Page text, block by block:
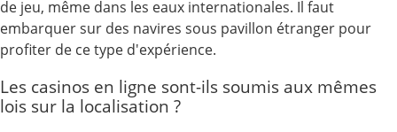
de jeu, même dans les eaux internationales. Il faut
embarquer sur des navires sous pavillon étranger pour
profiter de ce type d'expérience.
Les casinos en ligne sont-ils soumis aux mêmes
lois sur la localisation ?